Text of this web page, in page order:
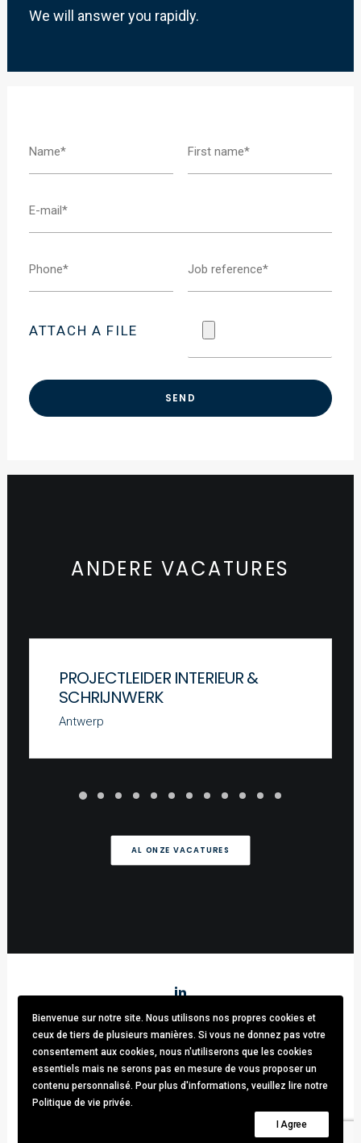
We will answer you rapidly.
ATTACH A FILE
ANDERE VACATURES
PROJECTLEIDER INTERIEUR &
SCHRIJNWERK
Antwerp
AL ONZE VACATURES
Stark & Partners/ Tel:+32 (0)470.33.92.82/info@stark-
recruitment.com
Avenue brugmann 63, 1190 Forest / TVA: BE0781.342.423 /
Cookies & GDPR
© 2021 Stark & Partners. All rights reserved.
Bienvenue sur notre site. Nous utilisons nos propres cookies et
ceux de tiers de plusieurs manières. Si vous ne donnez pas votre
consentement aux cookies, nous n'utiliserons que les cookies
essentiels mais ne serons pas en mesure de vous proposer un
contenu personnalisé. Pour plus d'informations, veuillez lire notre
Politique de vie privée.
I Agree